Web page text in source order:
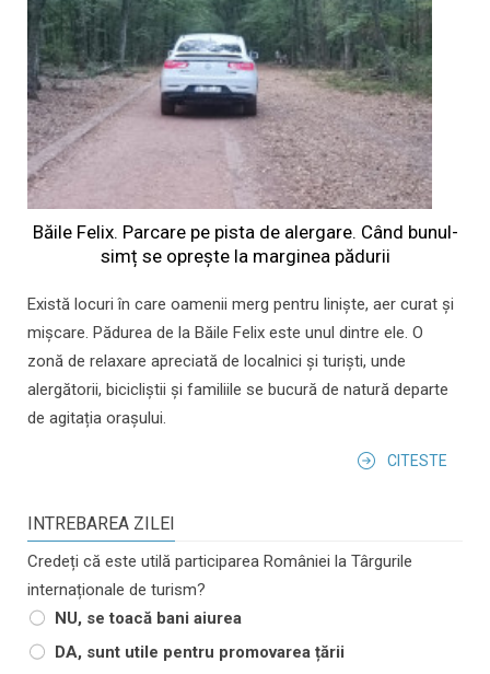
Băile Felix. Parcare pe pista de alergare. Când bunul-
simț se oprește la marginea pădurii
Există locuri în care oamenii merg pentru liniște, aer curat și
mișcare. Pădurea de la Băile Felix este unul dintre ele. O
zonă de relaxare apreciată de localnici și turiști, unde
alergătorii, bicicliștii și familiile se bucură de natură departe
de agitația orașului.
CITESTE
INTREBAREA ZILEI
Credeți că este utilă participarea României la Târgurile
internaționale de turism?
NU, se toacă bani aiurea
DA, sunt utile pentru promovarea țării